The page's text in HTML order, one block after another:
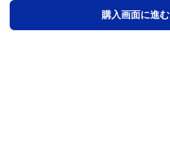
購入画面に進む
購入画面に進む